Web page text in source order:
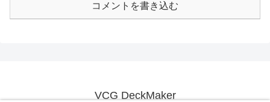
コメントを書き込む
VCG DeckMaker